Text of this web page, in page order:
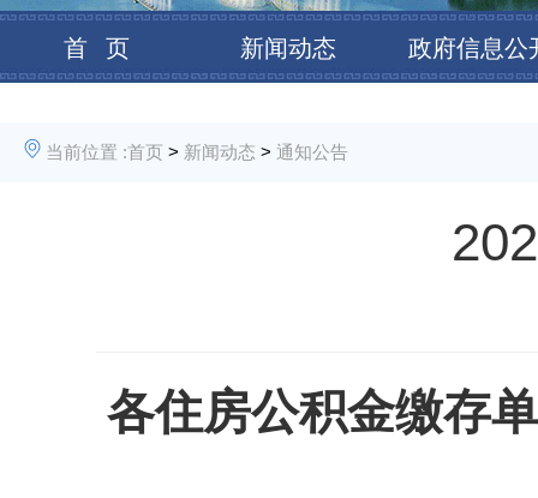
首 页 新闻动态 政府信息公
当前位置 :首页 > 新闻动态 > 通知公告
各住房公积金缴存